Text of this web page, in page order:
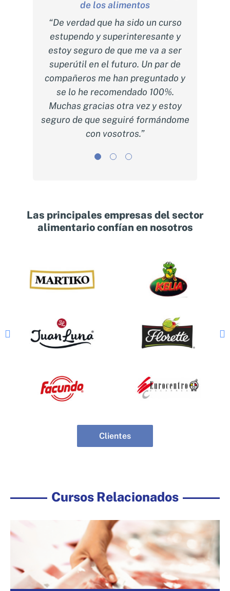
de los alimentos
“De verdad que ha sido un curso
estupendo y superinteresante y
estoy seguro de que me va a ser
superútil en el futuro. Un par de
compañeros me han preguntado y
se lo he recomendado 100%.
Muchas gracias otra vez y estoy
seguro de que seguiré formándome
con vosotros.”
Las principales empresas del sector
alimentario confían en nosotros
Clientes
Cursos Relacionados